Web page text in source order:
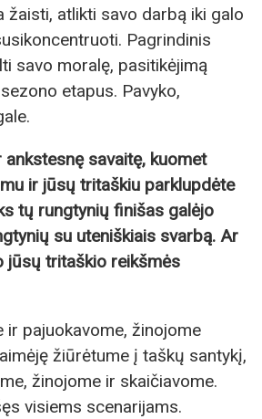
žaisti, atlikti savo darbą iki galo
Pagrindinis
savo moralę, pasitikėjimą
etapus. Pavyko,
savaitę, kuomet
ir jūsų tritaškiu parklupdėte
tų rungtynių finišas galėjo
su uteniškiais svarbą. Ar
jūsų tritaškio reikšmės
ir pajuokavome, žinojome
žiūrėtume į taškų santykį,
žinojome ir skaičiavome.
visiems scenarijams.